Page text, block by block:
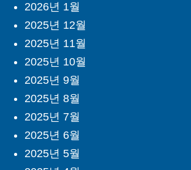
2026년 1월
2025년 12월
2025년 11월
2025년 10월
2025년 9월
2025년 8월
2025년 7월
2025년 6월
2025년 5월